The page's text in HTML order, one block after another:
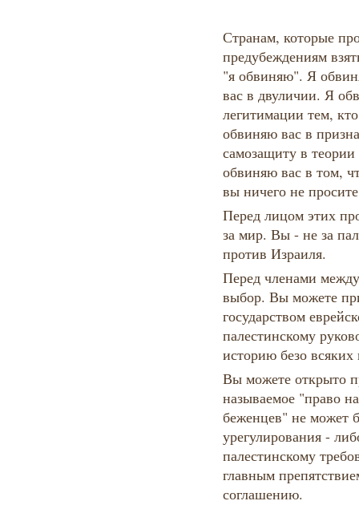
Странам, которые
предубеждениям
"я обвиняю". Я
вас в двуличии. Я
легитимации тем,
обвиняю вас в
самозащиту в
обвиняю вас в том,
вы ничего не
Перед лицом этих
за мир. Вы - не за
против Израиля.
Перед членами
выбор. Вы можете
государством
палестинскому
историю безо всяких
Вы можете открыто
называемое "право
беженцев" не может
урегулирования -
палестинскому
главным
соглашению.